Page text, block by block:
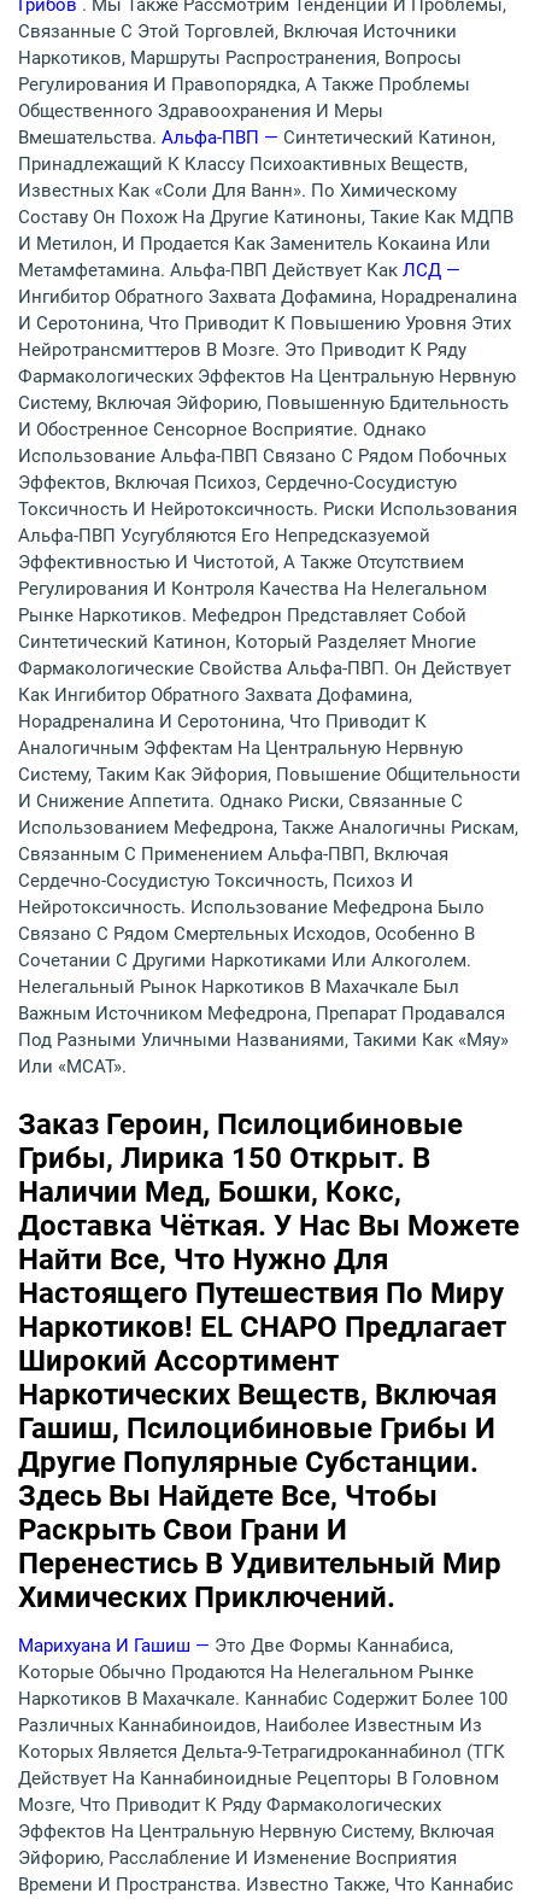
Грибов . Мы Также Рассмотрим Тенденции И Проблемы,
Связанные С Этой Торговлей, Включая Источники
Наркотиков, Маршруты Распространения, Вопросы
Регулирования И Правопорядка, А Также Проблемы
Общественного Здравоохранения И Меры
Вмешательства. Альфа-ПВП — Синтетический Катинон,
Принадлежащий К Классу Психоактивных Веществ,
Известных Как «соли Для Ванн». По Химическому
Составу Он Похож На Другие Катиноны, Такие Как МДПВ
И Метилон, И Продается Как Заменитель Кокаина Или
Метамфетамина. Альфа-ПВП Действует Как ЛСД —
Ингибитор Обратного Захвата Дофамина, Норадреналина
И Серотонина, Что Приводит К Повышению Уровня Этих
Нейротрансмиттеров В Мозге. Это Приводит К Ряду
Фармакологических Эффектов На Центральную Нервную
Систему, Включая Эйфорию, Повышенную Бдительность
И Обостренное Сенсорное Восприятие. Однако
Использование Альфа-ПВП Связано С Рядом Побочных
Эффектов, Включая Психоз, Сердечно-Сосудистую
Токсичность И Нейротоксичность. Риски Использования
Альфа-ПВП Усугубляются Его Непредсказуемой
Эффективностью И Чистотой, А Также Отсутствием
Регулирования И Контроля Качества На Нелегальном
Рынке Наркотиков. Мефедрон Представляет Собой
Синтетический Катинон, Который Разделяет Многие
Фармакологические Свойства Альфа-ПВП. Он Действует
Как Ингибитор Обратного Захвата Дофамина,
Норадреналина И Серотонина, Что Приводит К
Аналогичным Эффектам На Центральную Нервную
Систему, Таким Как Эйфория, Повышение Общительности
И Снижение Аппетита. Однако Риски, Связанные С
Использованием Мефедрона, Также Аналогичны Рискам,
Связанным С Применением Альфа-ПВП, Включая
Сердечно-Сосудистую Токсичность, Психоз И
Нейротоксичность. Использование Мефедрона Было
Связано С Рядом Смертельных Исходов, Особенно В
Сочетании С Другими Наркотиками Или Алкоголем.
Нелегальный Рынок Наркотиков В Махачкале Был
Важным Источником Мефедрона, Препарат Продавался
Под Разными Уличными Названиями, Такими Как «мяу»
Или «MCAT».
Заказ Героин, Псилоцибиновые
Грибы, Лирика 150 Открыт. В
Наличии Мед, Бошки, Кокс,
Доставка Чёткая. У Нас Вы Можете
Найти Все, Что Нужно Для
Настоящего Путешествия По Миру
Наркотиков! EL CHAPO Предлагает
Широкий Ассортимент
Наркотических Веществ, Включая
Гашиш, Псилоцибиновые Грибы И
Другие Популярные Субстанции.
Здесь Вы Найдете Все, Чтобы
Раскрыть Свои Грани И
Перенестись В Удивительный Мир
Химических Приключений.
Марихуана И Гашиш — Это Две Формы Каннабиса,
Которые Обычно Продаются На Нелегальном Рынке
Наркотиков В Махачкале. Каннабис Содержит Более 100
Различных Каннабиноидов, Наиболее Известным Из
Которых Является Дельта-9-Тетрагидроканнабинол (ТГК
Действует На Каннабиноидные Рецепторы В Головном
Мозге, Что Приводит К Ряду Фармакологических
Эффектов На Центральную Нервную Систему, Включая
Эйфорию, Расслабление И Изменение Восприятия
Времени И Пространства. Известно Также, Что Каннабис